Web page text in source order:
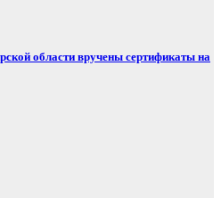
области вручены сертификаты на